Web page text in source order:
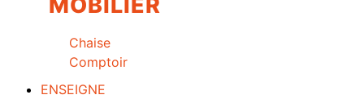
MOBILIER
Chaise
Comptoir
ENSEIGNE